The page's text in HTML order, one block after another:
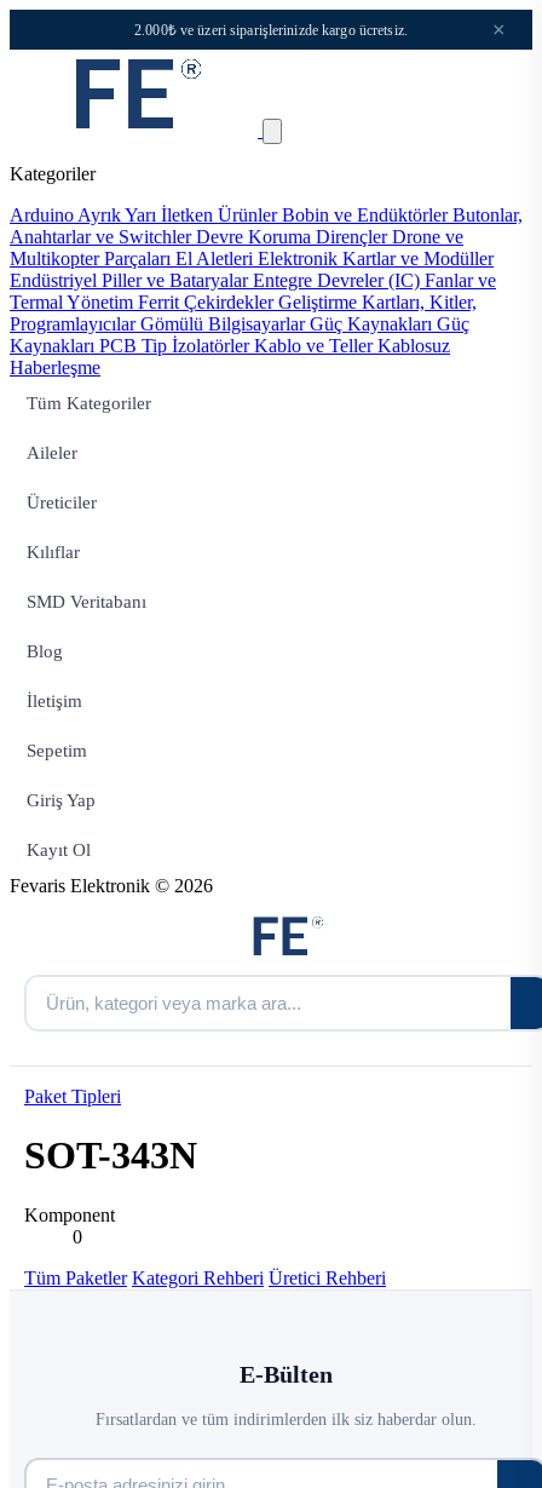
2.000₺ ve üzeri siparişlerinizde kargo ücretsiz. ×
Kategoriler
Arduino Ayrık Yarı İletken ÜrünlerBobin ve EndüktörlerButonlar,
Anahtarlar ve SwitchlerDevre Koruma DirençlerDrone ve
Multikopter Parçaları El Aletleri Elektronik Kartlar ve Modüller
Endüstriyel Piller ve BataryalarEntegre Devreler (IC) Fanlar ve
Termal Yönetim Ferrit ÇekirdeklerGeliştirme Kartları, Kitler,
ProgramlayıcılarGömülü BilgisayarlarGüç Kaynakları Güç
Kaynakları PCB Tip İzolatörlerKablo ve TellerKablosuz
Haberleşme
Tüm Kategoriler
Aileler
Üreticiler
Kılıflar
SMD Veritabanı
Blog
İletişim
Sepetim
Giriş Yap
Kayıt Ol
Fevaris Elektronik © 2026
Paket Tipleri
SOT-343N
Komponent
0
Tüm Paketler Kategori Rehberi Üretici Rehberi
E-Bülten
Fırsatlardan ve tüm indirimlerden ilk siz haberdar olun.